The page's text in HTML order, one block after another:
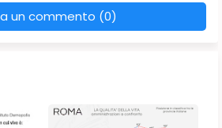
un commento (0)